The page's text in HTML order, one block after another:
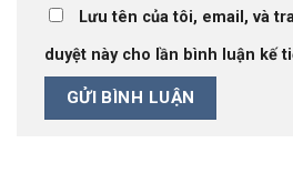
Lưu tên của tôi, email, và
duyệt này cho lần bình luận kế